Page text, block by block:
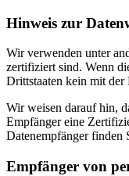
Hinweis zur
Wir verwenden unter
zertifiziert sind. Wenn
Drittstaaten kein mit der
Wir weisen darauf hin,
Empfänger eine
Datenempfänger finden
Empfänger von